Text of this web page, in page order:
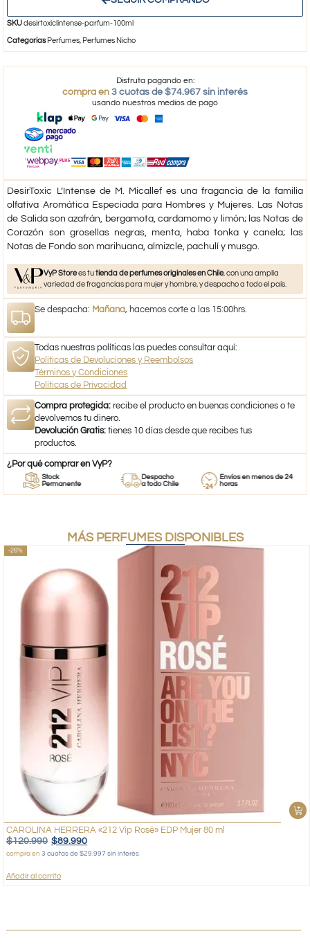
SKUdesirtoxiclintense-parfum-100ml
Categorías Perfumes, Perfumes Nicho
Disfruta pagando en:
compra en 3 cuotas de $74.967 sin interés
usando nuestros medios de pago
DesirToxic L’Intense de M. Micallef es una fragancia de la familia
olfativa Aromática Especiada para Hombres y Mujeres. Las Notas
de Salida son azafrán, bergamota, cardamomo y limón; las Notas de
Corazón son grosellas negras, menta, haba tonka y canela; las
Notas de Fondo son marihuana, almizcle, pachulí y musgo.
VyP Storees tutienda de perfumes originales en Chile, con una amplia
variedad de fragancias para mujer y hombre, y despacho a todo el país.
Se despacha: Mañana, hacemos corte a las 15:00hrs.
Todas nuestras políticas las puedes consultar aquí:
Políticas de Devoluciones y Reembolsos
Términos y Condiciones
Políticas de Privacidad
Compra protegida: recibe el producto en buenas condiciones o te
devolvemos tu dinero.
Devolución Gratis: tienes 10 días desde que recibes tus
productos.
¿Por qué comprar en VyP?
Stock
Permanente
Despacho
a todo Chile
Envíos en menos de 24
horas
MÁS PERFUMES DISPONIBLES
-26%
CAROLINA HERRERA «212 Vip Rosé» EDP Mujer 80 ml
$120.990 $89.990
compra en 3 cuotas de $29.997 sin interés
Añadir al carrito